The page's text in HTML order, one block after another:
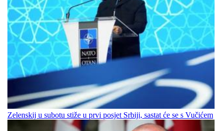
Zelenskij u subotu stiže u prvi posjet Srbiji, sastat će se s Vučićem